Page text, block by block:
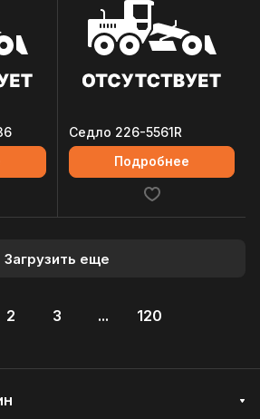
Седло 226-5561R
Подробнее
Загрузить еще
2 3 ... 120